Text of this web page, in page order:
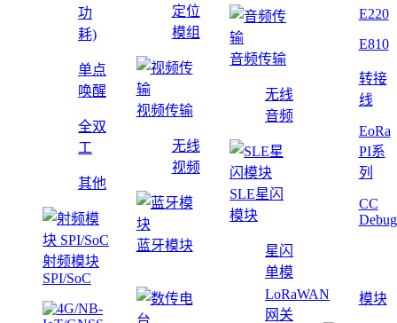
功
耗)
单点
唤醒
全双
工
其他
射频模块
SPI/SoC
定位
模组
视频传输
无线
视频
蓝牙模块
音频传输
无线
音频
SLE星闪
模块
星闪
单模
E220
E810
转接
线
EoRa
PI系
列
CC
LoRaWAN
网关
模块